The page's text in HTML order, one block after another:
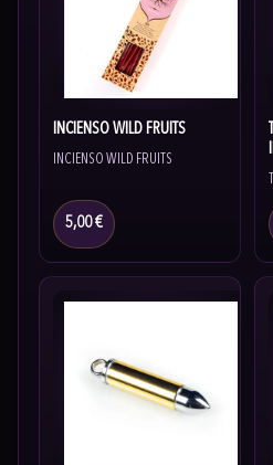
INCIENSO WILD FRUITS
INCIENSO WILD FRUITS
5,00 €